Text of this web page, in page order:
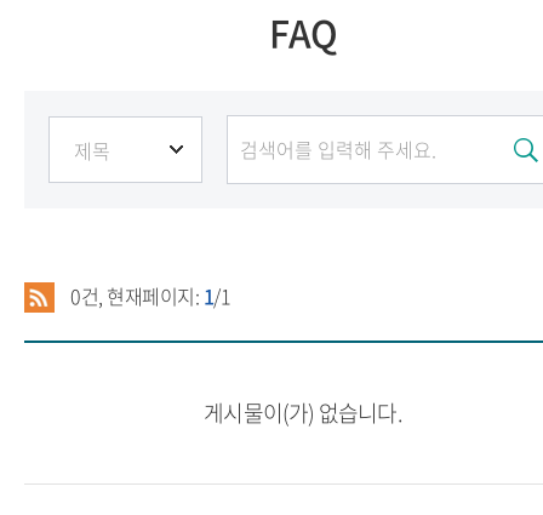
FAQ
0건, 현재페이지: 1/1
게시물이(가) 없습니다.